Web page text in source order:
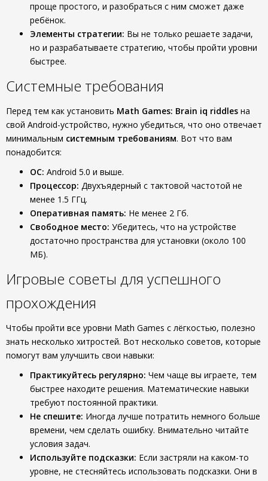
проще простого, и разобраться с ним сможет даже
ребёнок.
Элементы стратегии: Вы не только решаете задачи,
но и разрабатываете стратегию, чтобы пройти уровни
быстрее.
Системные требования
Перед тем как установить Math Games: Brain iq riddles на
свой Android-устройство, нужно убедиться, что оно отвечает
минимальным системным требованиям. Вот что вам
понадобится:
ОС: Android 5.0 и выше.
Процессор: Двухъядерный с тактовой частотой не
менее 1.5 ГГц.
Оперативная память: Не менее 2 Гб.
Свободное место: Убедитесь, что на устройстве
достаточно пространства для установки (около 100
МБ).
Игровые советы для успешного
прохождения
Чтобы пройти все уровни Math Games с лёгкостью, полезно
знать несколько хитростей. Вот несколько советов, которые
помогут вам улучшить свои навыки:
Практикуйтесь регулярно: Чем чаще вы играете, тем
быстрее находите решения. Математические навыки
требуют постоянной практики.
Не спешите: Иногда лучше потратить немного больше
времени, чем сделать ошибку. Внимательно читайте
условия задач.
Используйте подсказки: Если застряли на каком-то
уровне, не стесняйтесь использовать подсказки. Они в